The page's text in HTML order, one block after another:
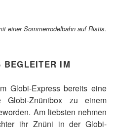
einer Sommerrodelbahn auf Ristis.
BEGLEITER IM
Globi-Express bereits eine
Znünibox zu einem
Am liebsten nehmen
ihr Znüni in der Globi-